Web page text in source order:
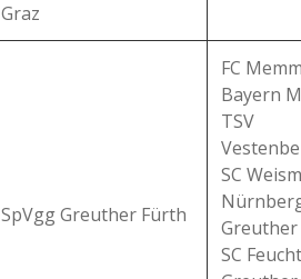
Graz
SpVgg Greuther Fürth
FC
Bayern
TSV
SC
Greuther
SC